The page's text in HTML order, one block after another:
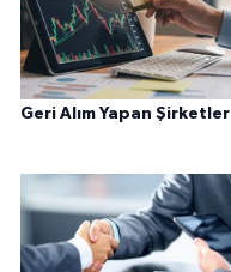
Geri Alım Yapan Şirketler